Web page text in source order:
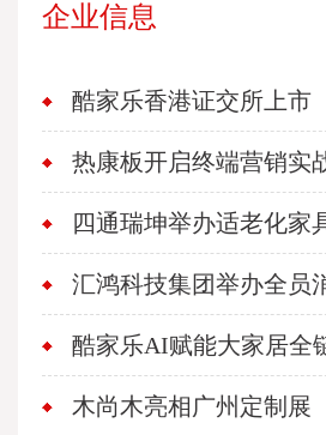
企业信息
酷家乐香港证交所上市
热康板开启终端营销实
四通瑞坤举办适老化家
汇鸿科技集团举办全员
酷家乐AI赋能大家居全
木尚木亮相广州定制展